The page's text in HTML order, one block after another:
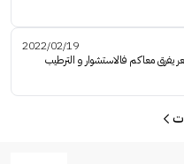
2022/02/19
معاكم فالاستشوار و الترطيب